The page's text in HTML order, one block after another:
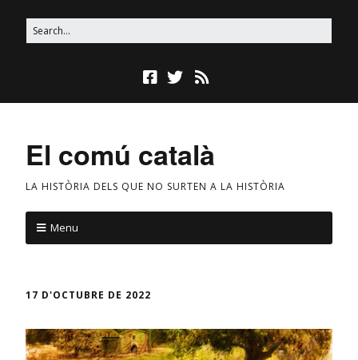
El comú català
LA HISTÒRIA DELS QUE NO SURTEN A LA HISTÒRIA
Menu
17 D'OCTUBRE DE 2022